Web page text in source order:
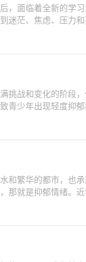
，面临着全新的学
迷茫、焦虑、压力
挑战和变化的阶段
青少年出现轻度抑
和繁华的都市，也
那就是抑郁情绪。